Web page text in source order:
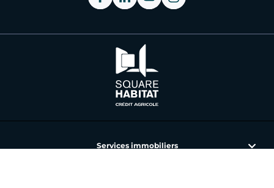
Services immobiliers